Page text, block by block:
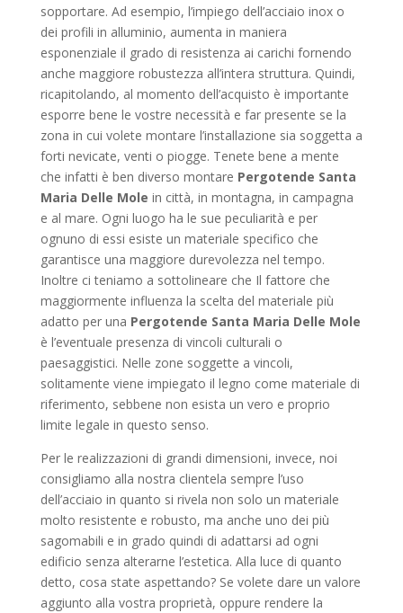
sopportare. Ad esempio, l’impiego dell’acciaio inox o
dei profili in alluminio, aumenta in maniera
esponenziale il grado di resistenza ai carichi fornendo
anche maggiore robustezza all’intera struttura. Quindi,
ricapitolando, al momento dell’acquisto è importante
esporre bene le vostre necessità e far presente se la
zona in cui volete montare l’installazione sia soggetta a
forti nevicate, venti o piogge. Tenete bene a mente
che infatti è ben diverso montare Pergotende Santa
Maria Delle Mole in città, in montagna, in campagna
e al mare. Ogni luogo ha le sue peculiarità e per
ognuno di essi esiste un materiale specifico che
garantisce una maggiore durevolezza nel tempo.
Inoltre ci teniamo a sottolineare che Il fattore che
maggiormente influenza la scelta del materiale più
adatto per una Pergotende Santa Maria Delle Mole
è l’eventuale presenza di vincoli culturali o
paesaggistici. Nelle zone soggette a vincoli,
solitamente viene impiegato il legno come materiale di
riferimento, sebbene non esista un vero e proprio
limite legale in questo senso.
Per le realizzazioni di grandi dimensioni, invece, noi
consigliamo alla nostra clientela sempre l’uso
dell’acciaio in quanto si rivela non solo un materiale
molto resistente e robusto, ma anche uno dei più
sagomabili e in grado quindi di adattarsi ad ogni
edificio senza alterarne l’estetica. Alla luce di quanto
detto, cosa state aspettando? Se volete dare un valore
aggiunto alla vostra proprietà, oppure rendere la